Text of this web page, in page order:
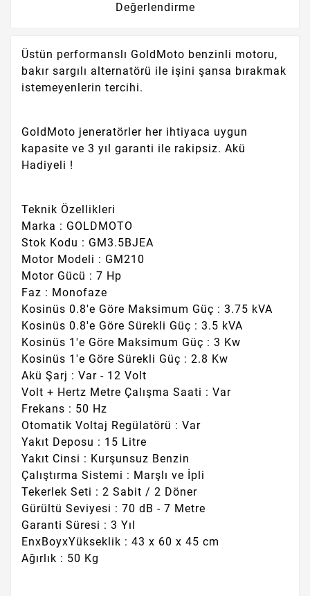
Değerlendirme
Üstün performanslı GoldMoto benzinli motoru,
bakır sargılı alternatörü ile işini şansa bırakmak
istemeyenlerin tercihi.
GoldMoto jeneratörler her ihtiyaca uygun
kapasite ve 3 yıl garanti ile rakipsiz. Akü
Hadiyeli !
Teknik Özellikleri
Marka : GOLDMOTO
Stok Kodu : GM3.5BJEA
Motor Modeli : GM210
Motor Gücü : 7 Hp
Faz : Monofaze
Kosinüs 0.8'e Göre Maksimum Güç : 3.75 kVA
Kosinüs 0.8'e Göre Sürekli Güç : 3.5 kVA
Kosinüs 1'e Göre Maksimum Güç : 3 Kw
Kosinüs 1'e Göre Sürekli Güç : 2.8 Kw
Akü Şarj : Var - 12 Volt
Volt + Hertz Metre Çalışma Saati : Var
Frekans : 50 Hz
Otomatik Voltaj Regülatörü : Var
Yakıt Deposu : 15 Litre
Yakıt Cinsi : Kurşunsuz Benzin
Çalıştırma Sistemi : Marşlı ve İpli
Tekerlek Seti : 2 Sabit / 2 Döner
Gürültü Seviyesi : 70 dB - 7 Metre
Garanti Süresi : 3 Yıl
EnxBoyxYükseklik : 43 x 60 x 45 cm
Ağırlık : 50 Kg